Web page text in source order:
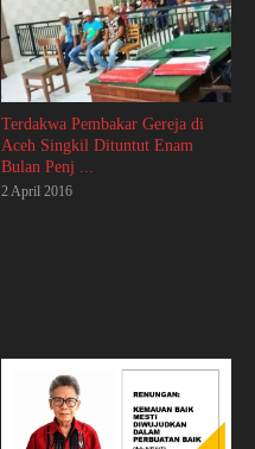
Terdakwa Pembakar Gereja di
Aceh Singkil Dituntut Enam
Bulan Penj ...
2 April 2016